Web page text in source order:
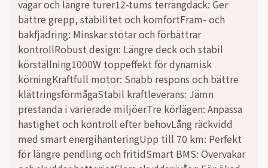
vägar och längre turer12-tums terrängdäck: Ger
bättre grepp, stabilitet och komfortFram- och
bakfjädring: Minskar stötar och förbättrar
kontrollRobust design: Längre deck och stabil
körställning1000W toppeffekt för dynamisk
körningKraftfull motor: Snabb respons och bättre
klättringsförmågaStabil kraftleverans: Jämn
prestanda i varierade miljöerTre körlägen: Anpassa
hastighet och kontroll efter behovLång räckvidd
med smart energihanteringUpp till 70 km: Perfekt
för längre pendling och fritidSmart BMS: Övervakar